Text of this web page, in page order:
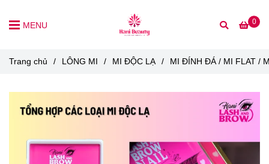
0
MENU
Trang chủ / LÔNG MI / MI ĐỘC LẠ / MI ĐÍNH ĐÁ / MI FLAT /